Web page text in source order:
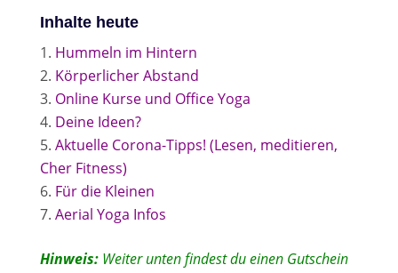
Inhalte heute
Hummeln im Hintern
Körperlicher Abstand
Online Kurse und Office Yoga
Deine Ideen?
Aktuelle Corona-Tipps! (Lesen, meditieren,
Cher Fitness)
Für die Kleinen
Aerial Yoga Infos
Hinweis:Weiter unten findest du einen Gutschein